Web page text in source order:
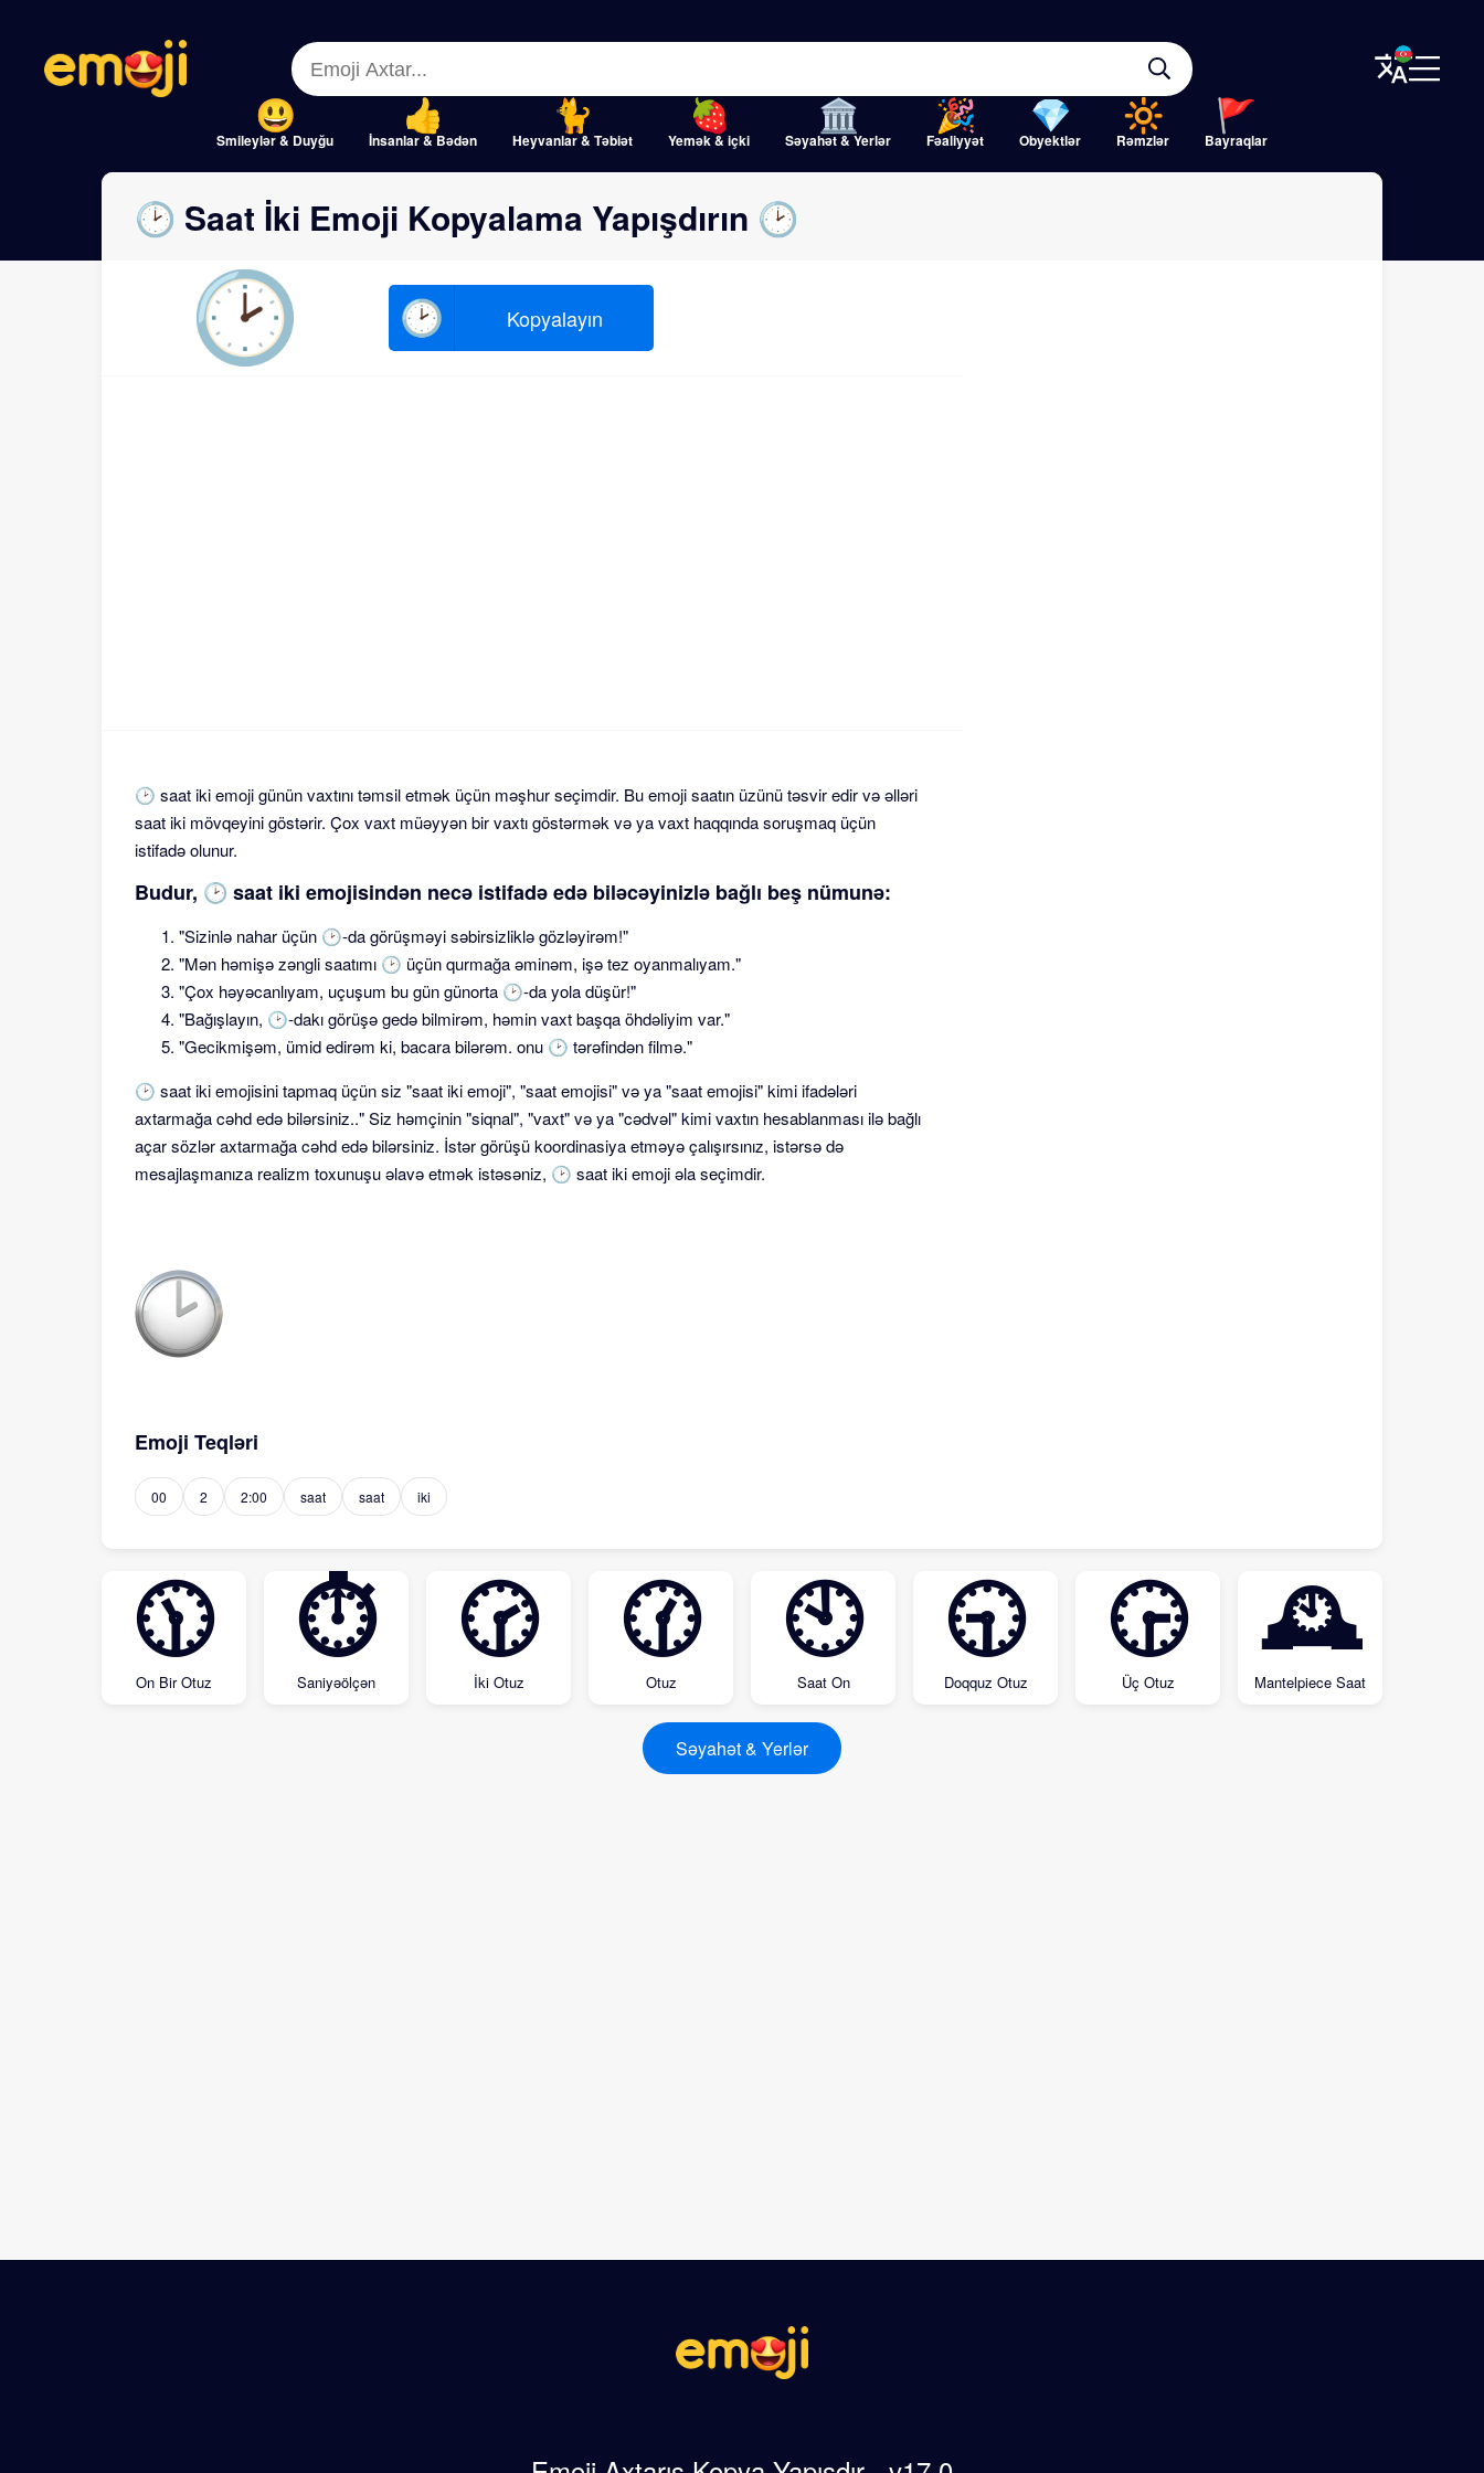
Smileylər & Duyğu İnsanlar & Bədən Heyvanlar & Təbiət Yemək & içki Səyahət & Yerlər Fəaliyyət Obyektlər Rəmzlər Bayraqlar
Close
Close
🕑 Saat İki Emoji Kopyalama Yapışdırın 🕑
🕑 🕑 Kopyalayın
🕑 saat iki emoji günün vaxtını təmsil etmək üçün məşhur seçimdir. Bu emoji saatın üzünü təsvir edir və əlləri
saat iki mövqeyini göstərir. Çox vaxt müəyyən bir vaxtı göstərmək və ya vaxt haqqında soruşmaq üçün
istifadə olunur.
Budur, 🕑 saat iki emojisindən necə istifadə edə biləcəyinizlə bağlı beş nümunə:
"Sizinlə nahar üçün 🕑-da görüşməyi səbirsizliklə gözləyirəm!"
"Mən həmişə zəngli saatımı 🕑 üçün qurmağa əminəm, işə tez oyanmalıyam."
"Çox həyəcanlıyam, uçuşum bu gün günorta 🕑-da yola düşür!"
"Bağışlayın, 🕑-dakı görüşə gedə bilmirəm, həmin vaxt başqa öhdəliyim var."
"Gecikmişəm, ümid edirəm ki, bacara bilərəm. onu 🕑 tərəfindən filmə."
🕑 saat iki emojisini tapmaq üçün siz "saat iki emoji", "saat emojisi" və ya "saat emojisi" kimi ifadələri
axtarmağa cəhd edə bilərsiniz.." Siz həmçinin "siqnal", "vaxt" və ya "cədvəl" kimi vaxtın hesablanması ilə bağlı
açar sözlər axtarmağa cəhd edə bilərsiniz. İstər görüşü koordinasiya etməyə çalışırsınız, istərsə də
mesajlaşmanıza realizm toxunuşu əlavə etmək istəsəniz, 🕑 saat iki emoji əla seçimdir.
Emoji Teqləri
00 2 2:00 saat saat iki
🕦
On Bir Otuz
⏱
Saniyəölçən
🕝
İki Otuz
🕜
Otuz
🕙
Saat On
🕤
Doqquz Otuz
🕞
Üç Otuz
🕰
Mantelpiece Saat
Səyahət & Yerlər